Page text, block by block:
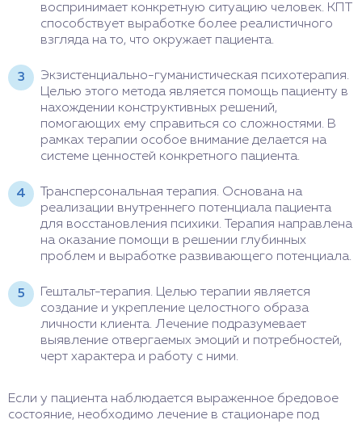
воспринимает конкретную ситуацию человек. КПТ
способствует выработке более реалистичного
взгляда на то, что окружает пациента.
Экзистенциально-гуманистическая психотерапия.
Целью этого метода является помощь пациенту в
нахождении конструктивных решений,
помогающих ему справиться со сложностями. В
рамках терапии особое внимание делается на
системе ценностей конкретного пациента.
Трансперсональная терапия. Основана на
реализации внутреннего потенциала пациента
для восстановления психики. Терапия направлена
на оказание помощи в решении глубинных
проблем и выработке развивающего потенциала.
Гештальт-терапия. Целью терапии является
создание и укрепление целостного образа
личности клиента. Лечение подразумевает
выявление отвергаемых эмоций и потребностей,
черт характера и работу с ними.
Если у пациента наблюдается выраженное бредовое
состояние, необходимо лечение в стационаре под